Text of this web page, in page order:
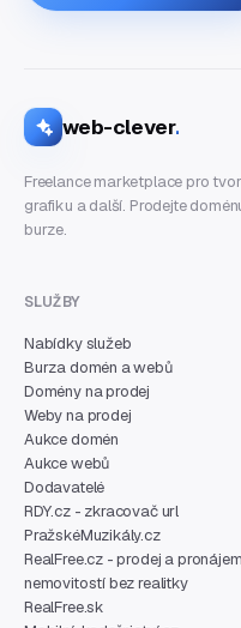
web-clever.
Freelance marketplace pro
grafiku a další. Prodejte
burze.
SLUŽBY
Nabídky služeb
Burza domén a webů
Domény na prodej
Weby na prodej
Aukce domén
Aukce webů
Dodavatelé
RDY.cz - zkracovač url
PražskéMuzikály.cz
RealFree.cz - prodej a pronájem
nemovitostí bez realitky
RealFree.sk